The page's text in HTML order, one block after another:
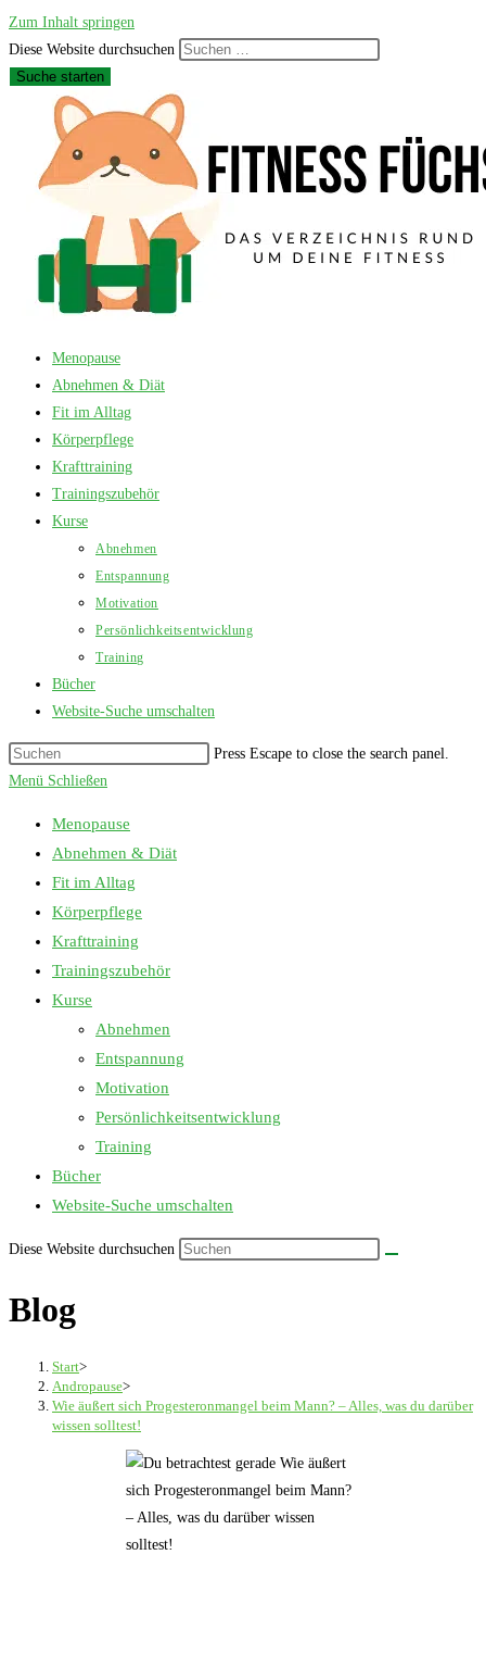
Zum Inhalt springen
Diese Website durchsuchen
Suche starten
Menopause
Abnehmen & Diät
Fit im Alltag
Körperpflege
Krafttraining
Trainingszubehör
Kurse
Abnehmen
Entspannung
Motivation
Persönlichkeitsentwicklung
Training
Bücher
Website-Suche umschalten
Press Escape to close the search panel.
Menü Schließen
Menopause
Abnehmen & Diät
Fit im Alltag
Körperpflege
Krafttraining
Trainingszubehör
Kurse
Abnehmen
Entspannung
Motivation
Persönlichkeitsentwicklung
Training
Bücher
Website-Suche umschalten
Diese Website durchsuchen
Blog
Start>
Andropause>
Wie äußert sich Progesteronmangel beim Mann? – Alles, was du darüber
wissen solltest!